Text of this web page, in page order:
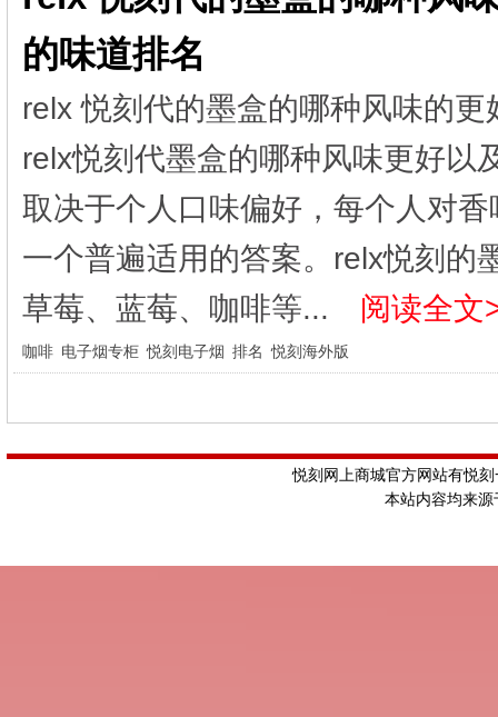
的味道排名
relx 悦刻代的墨盒的哪种风味的
relx悦刻代墨盒的哪种风味更好以
取决于个人口味偏好，每个人对
一个普遍适用的答案。relx悦刻的
草莓、蓝莓、咖啡等...
阅读全文
咖啡 电子烟专柜 悦刻电子烟 排名 悦刻海外版
悦刻网上商城官方网站有悦
本站内容均来